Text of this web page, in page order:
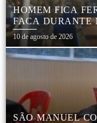
HOMEM FICA
FACA DURANTE
10 de agosto de 2026
SÃO MANUEL